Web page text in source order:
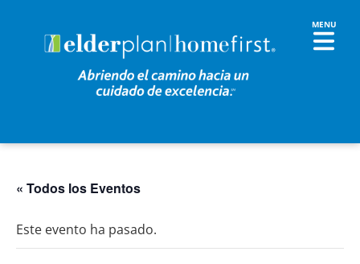
« Todos los Eventos
Este evento ha pasado.